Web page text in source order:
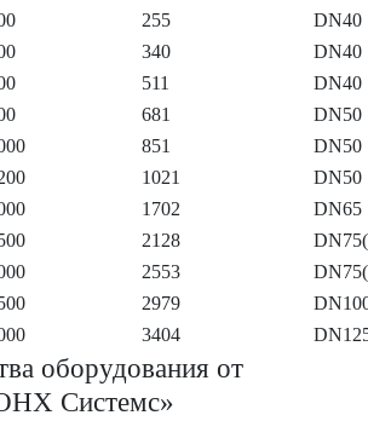
255
DN40
340
DN40
511
DN40
681
DN50
851
DN50
1021
DN50
1702
DN65
2128
2553
2979
3404
оборудования от
Системс»